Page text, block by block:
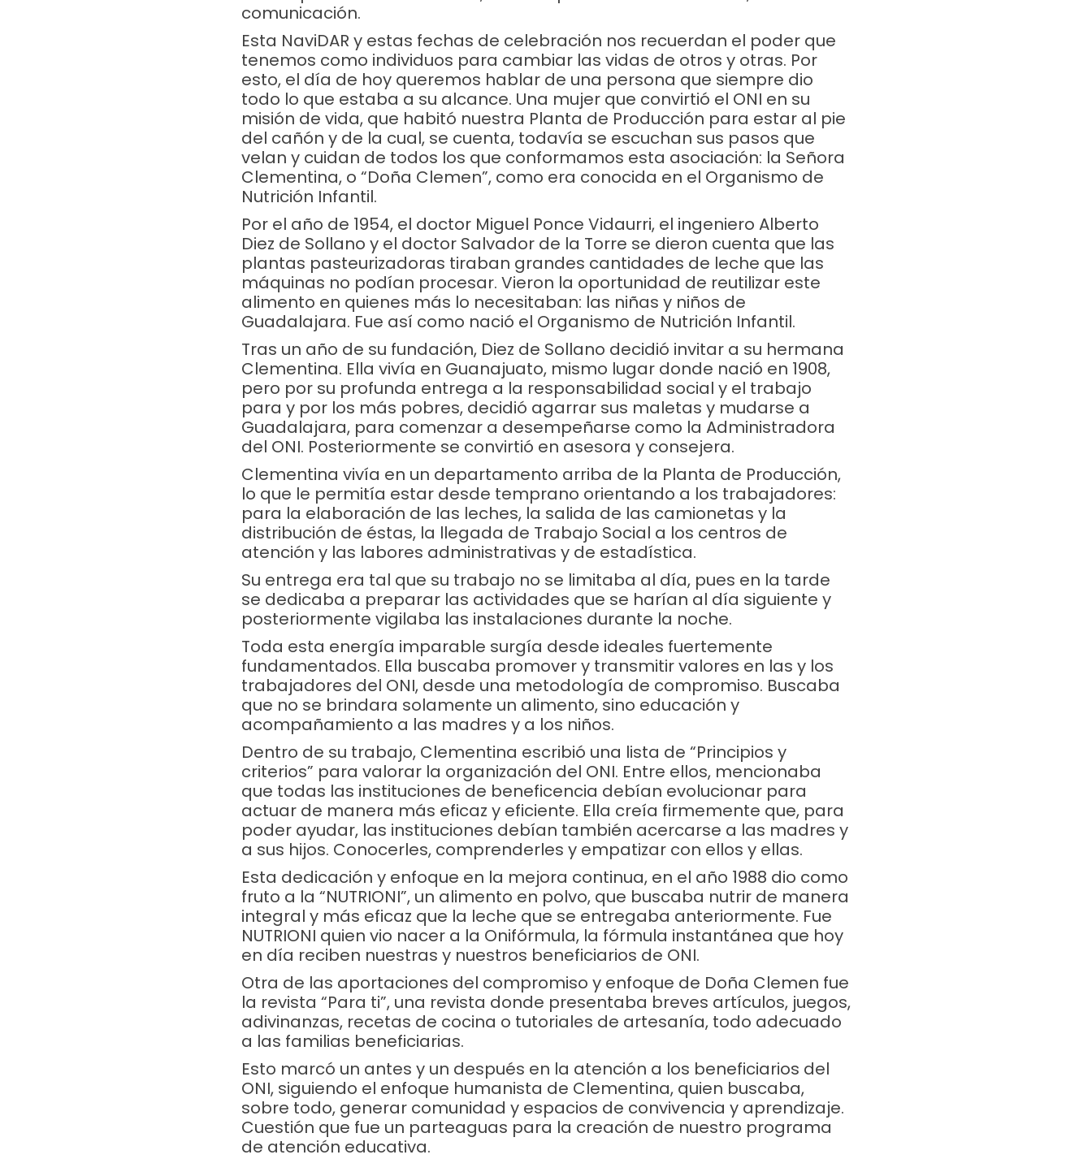
Organismo de Nutrición Infantil, A.C.
0171197509
012320001711975094
Descubre otras maneras de apoyar a la niñez
Solicita tu factura al correodonativos@oni.org.mxo comunícate al 33 3345 3180
comunicación.
Esta NaviDAR y estas fechas de celebración nos recuerdan el poder que
tenemos como individuos para cambiar las vidas de otros y otras. Por
esto, el día de hoy queremos hablar de una persona que siempre dio
todo lo que estaba a su alcance. Una mujer que convirtió el ONI en su
misión de vida, que habitó nuestra Planta de Producción para estar al pie
del cañón y de la cual, se cuenta, todavía se escuchan sus pasos que
velan y cuidan de todos los que conformamos esta asociación: la Señora
Clementina, o “Doña Clemen”, como era conocida en el Organismo de
Nutrición Infantil.
Por el año de 1954, el doctor Miguel Ponce Vidaurri, el ingeniero Alberto
Diez de Sollano y el doctor Salvador de la Torre se dieron cuenta que las
plantas pasteurizadoras tiraban grandes cantidades de leche que las
máquinas no podían procesar. Vieron la oportunidad de reutilizar este
alimento en quienes más lo necesitaban: las niñas y niños de
Guadalajara. Fue así como nació el Organismo de Nutrición Infantil.
Tras un año de su fundación, Diez de Sollano decidió invitar a su hermana
Clementina. Ella vivía en Guanajuato, mismo lugar donde nació en 1908,
pero por su profunda entrega a la responsabilidad social y el trabajo
para y por los más pobres, decidió agarrar sus maletas y mudarse a
Guadalajara, para comenzar a desempeñarse como la Administradora
del ONI. Posteriormente se convirtió en asesora y consejera.
Clementina vivía en un departamento arriba de la Planta de Producción,
lo que le permitía estar desde temprano orientando a los trabajadores:
para la elaboración de las leches, la salida de las camionetas y la
distribución de éstas, la llegada de Trabajo Social a los centros de
atención y las labores administrativas y de estadística.
Su entrega era tal que su trabajo no se limitaba al día, pues en la tarde
se dedicaba a preparar las actividades que se harían al día siguiente y
posteriormente vigilaba las instalaciones durante la noche.
Toda esta energía imparable surgía desde ideales fuertemente
fundamentados. Ella buscaba promover y transmitir valores en las y los
trabajadores del ONI, desde una metodología de compromiso. Buscaba
que no se brindara solamente un alimento, sino educación y
acompañamiento a las madres y a los niños.
Dentro de su trabajo, Clementina escribió una lista de “Principios y
criterios” para valorar la organización del ONI. Entre ellos, mencionaba
que todas las instituciones de beneficencia debían evolucionar para
actuar de manera más eficaz y eficiente. Ella creía firmemente que, para
poder ayudar, las instituciones debían también acercarse a las madres y
a sus hijos. Conocerles, comprenderles y empatizar con ellos y ellas.
Esta dedicación y enfoque en la mejora continua, en el año 1988 dio como
fruto a la “NUTRIONI”, un alimento en polvo, que buscaba nutrir de manera
integral y más eficaz que la leche que se entregaba anteriormente. Fue
NUTRIONI quien vio nacer a la Onifórmula, la fórmula instantánea que hoy
en día reciben nuestras y nuestros beneficiarios de ONI.
Otra de las aportaciones del compromiso y enfoque de Doña Clemen fue
la revista “Para ti”, una revista donde presentaba breves artículos, juegos,
adivinanzas, recetas de cocina o tutoriales de artesanía, todo adecuado
a las familias beneficiarias.
Esto marcó un antes y un después en la atención a los beneficiarios del
ONI, siguiendo el enfoque humanista de Clementina, quien buscaba,
sobre todo, generar comunidad y espacios de convivencia y aprendizaje.
Cuestión que fue un parteaguas para la creación de nuestro programa
de atención educativa.